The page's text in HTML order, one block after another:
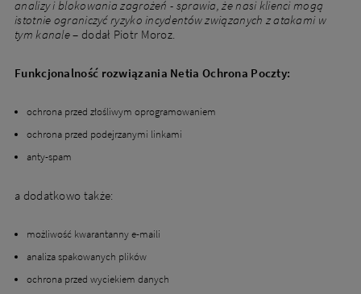
analizy i blokowania zagrożeń - sprawia, że nasi klienci mogą
istotnie ograniczyć ryzyko incydentów związanych z atakami w
tym kanale– dodał Piotr Moroz.
Funkcjonalność rozwiązania Netia Ochrona Poczty:
ochrona przed złośliwym oprogramowaniem
ochrona przed podejrzanymi linkami
anty-spam
a dodatkowo także:
możliwość kwarantanny e-maili
analiza spakowanych plików
ochrona przed wyciekiem danych